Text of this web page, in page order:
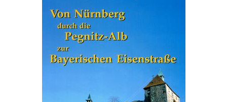
Versandarten
Widerrufsbelehrung